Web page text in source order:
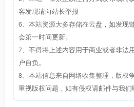
在魔都单独从事犯罪活动的独狼反派
从事以黑手党等犯罪组织为目标的
劫·佣兵活动。
由于不相信任何人、以及其行动和
经常会与其他反派相对立。
为了自身利益，哪怕与曾经合作过
另一方面，就结果而言被她拯救的
客发现请向站长举报
6、本站资源大多存储在云盘，如发现
会第一时间更新。
7、不得将上述内容用于商业或者非法
户自负。
8、本站信息来自网络收集整理，版权
重视版权问题，如有侵权请邮件与我们